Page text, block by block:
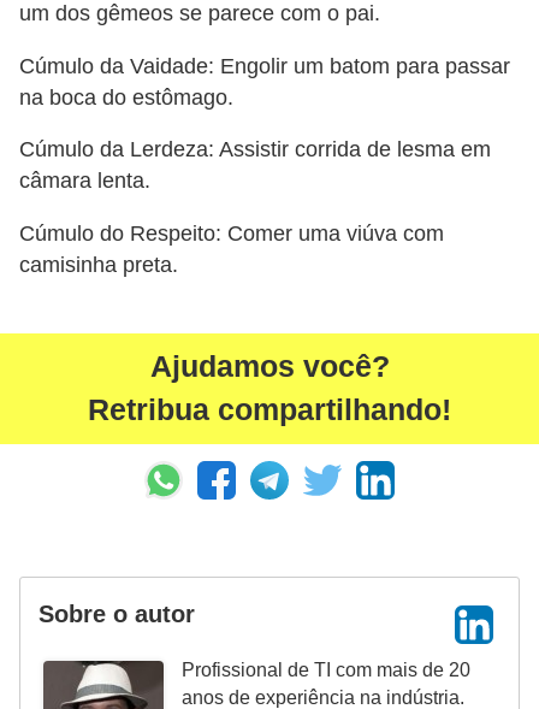
um dos gêmeos se parece com o pai.
Cúmulo da Vaidade: Engolir um batom para passar
na boca do estômago.
Cúmulo da Lerdeza: Assistir corrida de lesma em
câmara lenta.
Cúmulo do Respeito: Comer uma viúva com
camisinha preta.
Ajudamos você?
Retribua compartilhando!
Sobre o autor
Profissional de TI com mais de 20
anos de experiência na indústria.